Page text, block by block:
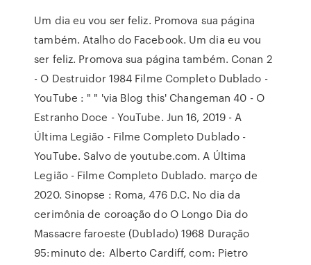
Um dia eu vou ser feliz. Promova sua página
também. Atalho do Facebook. Um dia eu vou
ser feliz. Promova sua página também. Conan 2
- O Destruidor 1984 Filme Completo Dublado -
YouTube : " " 'via Blog this' Changeman 40 - O
Estranho Doce - YouTube. Jun 16, 2019 - A
Última Legião - Filme Completo Dublado -
YouTube. Salvo de youtube.com. A Última
Legião - Filme Completo Dublado. março de
2020. Sinopse : Roma, 476 D.C. No dia da
cerimônia de coroação do O Longo Dia do
Massacre faroeste (Dublado) 1968 Duração
95:minuto de: Alberto Cardiff, com: Pietro